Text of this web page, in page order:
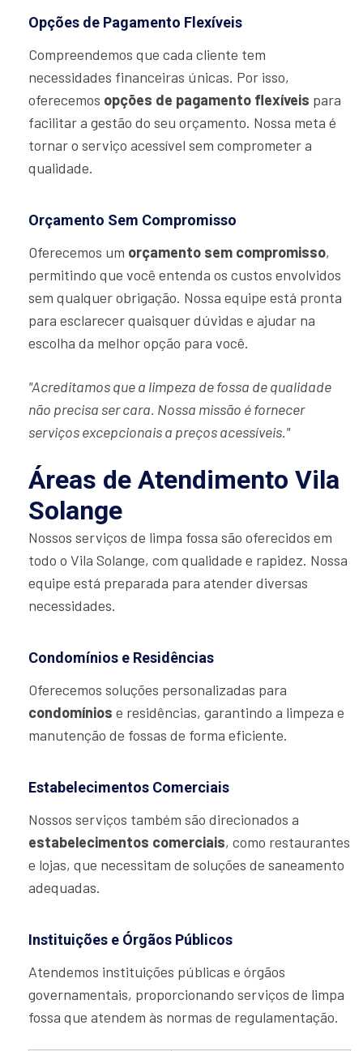
Opções de Pagamento Flexíveis
Compreendemos que cada cliente tem
necessidades financeiras únicas. Por isso,
oferecemos opções de pagamento flexíveis para
facilitar a gestão do seu orçamento. Nossa meta é
tornar o serviço acessível sem comprometer a
qualidade.
Orçamento Sem Compromisso
Oferecemos um orçamento sem compromisso,
permitindo que você entenda os custos envolvidos
sem qualquer obrigação. Nossa equipe está pronta
para esclarecer quaisquer dúvidas e ajudar na
escolha da melhor opção para você.
"Acreditamos que a limpeza de fossa de qualidade
não precisa ser cara. Nossa missão é fornecer
serviços excepcionais a preços acessíveis."
Áreas de Atendimento Vila
Solange
Nossos serviços de limpa fossa são oferecidos em
todo o Vila Solange, com qualidade e rapidez. Nossa
equipe está preparada para atender diversas
necessidades.
Condomínios e Residências
Oferecemos soluções personalizadas para
condomínios e residências, garantindo a limpeza e
manutenção de fossas de forma eficiente.
Estabelecimentos Comerciais
Nossos serviços também são direcionados a
estabelecimentos comerciais, como restaurantes
e lojas, que necessitam de soluções de saneamento
adequadas.
Instituições e Órgãos Públicos
Atendemos instituições públicas e órgãos
governamentais, proporcionando serviços de limpa
fossa que atendem às normas de regulamentação.